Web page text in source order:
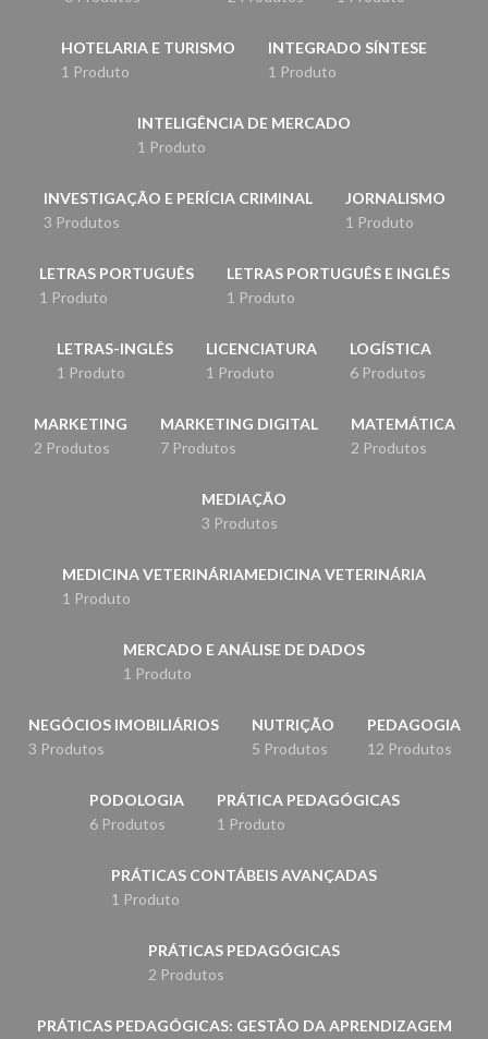
HOTELARIA E TURISMO
1 Produto
INTEGRADO SÍNTESE
1 Produto
INTELIGÊNCIA DE MERCADO
1 Produto
INVESTIGAÇÃO E PERÍCIA CRIMINAL
3 Produtos
JORNALISMO
1 Produto
LETRAS PORTUGUÊS
1 Produto
LETRAS PORTUGUÊS E INGLÊS
1 Produto
LETRAS-INGLÊS
1 Produto
LICENCIATURA
1 Produto
LOGÍSTICA
6 Produtos
MARKETING
2 Produtos
MARKETING DIGITAL
7 Produtos
MATEMÁTICA
2 Produtos
MEDIAÇÃO
3 Produtos
MEDICINA VETERINÁRIAMEDICINA VETERINÁRIA
1 Produto
MERCADO E ANÁLISE DE DADOS
1 Produto
NEGÓCIOS IMOBILIÁRIOS
3 Produtos
NUTRIÇÃO
5 Produtos
PEDAGOGIA
12 Produtos
PODOLOGIA
6 Produtos
PRÁTICA PEDAGÓGICAS
1 Produto
PRÁTICAS CONTÁBEIS AVANÇADAS
1 Produto
PRÁTICAS PEDAGÓGICAS
2 Produtos
PRÁTICAS PEDAGÓGICAS: GESTÃO DA APRENDIZAGEM